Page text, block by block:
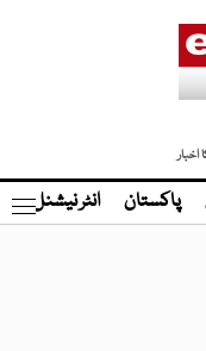
اخبار
پاکستان انٹر نیشنل